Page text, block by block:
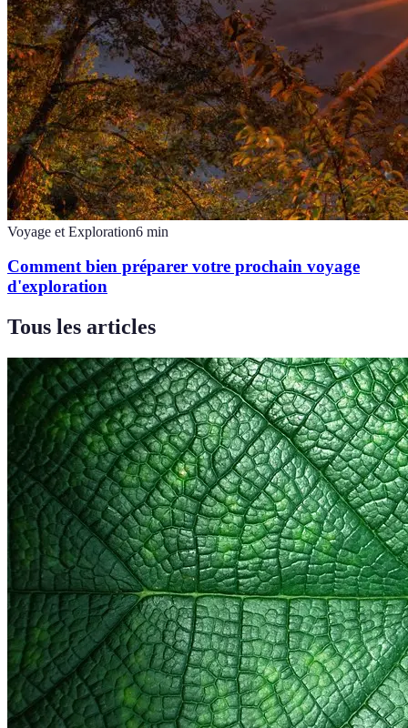
Voyage et Exploration6 min
Comment bien préparer votre prochain voyage
d'exploration
Tous les articles